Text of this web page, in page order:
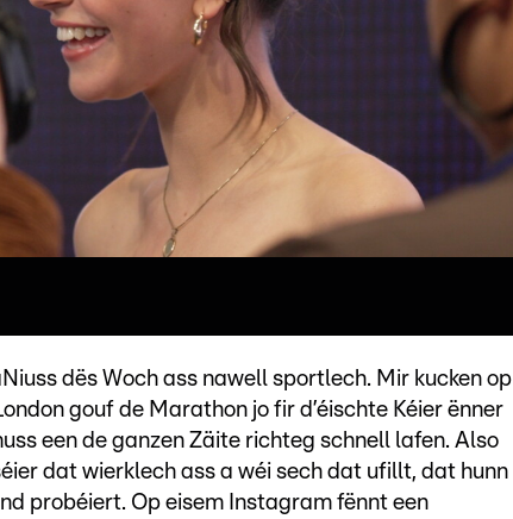
dës Woch ass nawell sportlech. Mir kucken op
gouf de Marathon jo fir d’éischte Kéier ënner
een de ganzen Zäite richteg schnell lafen. Also
dat wierklech ass a wéi sech dat ufillt, dat hunn
probéiert. Op eisem Instagram fënnt een